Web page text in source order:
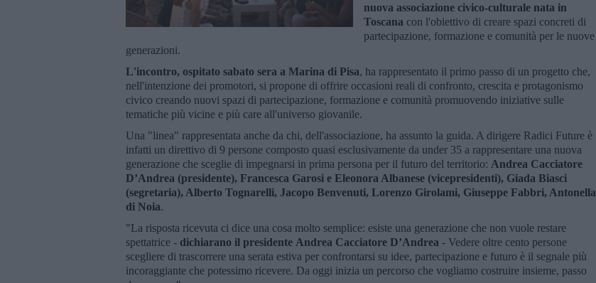
nuova associazione civico-culturale nata in
Toscana con l'obiettivo di creare spazi concreti di
partecipazione, formazione e comunità per le nuove
generazioni.
L'incontro, ospitato sabato sera a Marina di Pisa, ha rappresentato il primo passo di un progetto che,
nell'intenzione dei promotori, si propone di offrire occasioni reali di confronto, crescita e protagonismo
civico creando nuovi spazi di partecipazione, formazione e comunità promuovendo iniziative sulle
tematiche più vicine e più care all'universo giovanile.
Una "linea" rappresentata anche da chi, dell'associazione, ha assunto la guida. A dirigere Radici Future è
infatti un direttivo di 9 persone composto quasi esclusivamente da under 35 a rappresentare una nuova
generazione che sceglie di impegnarsi in prima persona per il futuro del territorio: Andrea Cacciatore
D’Andrea (presidente), Francesca Garosi e Eleonora Albanese (vicepresidenti), Giada Biasci
(segretaria), Alberto Tognarelli, Jacopo Benvenuti, Lorenzo Girolami, Giuseppe Fabbri, Antonella
di Noia.
"La risposta ricevuta ci dice una cosa molto semplice: esiste una generazione che non vuole restare
spettatrice - dichiarano il presidente Andrea Cacciatore D’Andrea - Vedere oltre cento persone
scegliere di trascorrere una serata estiva per confrontarsi su idee, partecipazione e futuro è il segnale più
incoraggiante che potessimo ricevere. Da oggi inizia un percorso che vogliamo costruire insieme, passo